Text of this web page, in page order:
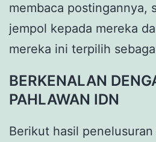
membaca postingannya,
jempol kepada mereka
mereka ini terpilih
BERKENALAN
PAHLAWAN IDN
Berikut hasil